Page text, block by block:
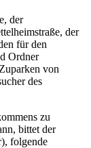
der
der
für den
Ordner
von
des
zu
bittet der
folgende